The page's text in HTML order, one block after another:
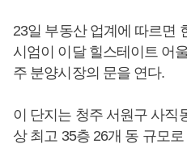
23일 부동산 업계에 따르면
시엄이 이달 힐스테이트 어
주 분양시장의 문을 연다.
이 단지는 청주 서원구 사직
상 최고 35층 26개 동 규모